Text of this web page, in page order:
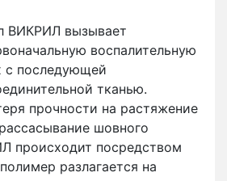
ВИКРИЛ вызывает
воспалительную
с последующей
тканью.
прочности на растяжение
шовного
происходит посредством
разлагается на